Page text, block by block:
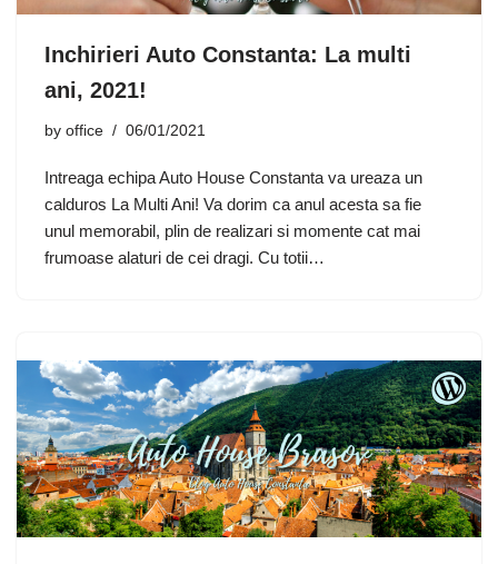
Inchirieri Auto Constanta: La multi
ani, 2021!
by office 06/01/2021
Intreaga echipa Auto House Constanta va ureaza un
calduros La Multi Ani! Va dorim ca anul acesta sa fie
unul memorabil, plin de realizari si momente cat mai
frumoase alaturi de cei dragi. Cu totii…